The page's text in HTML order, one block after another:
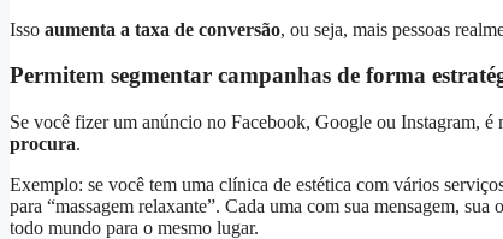
Isso aumenta a taxa de conversão, ou seja, mais pessoas
Permitem segmentar campanhas de forma
Se você fizer um anúncio no Facebook, Google ou Instagram,
procura.
Exemplo: se você tem uma clínica de estética com vários
para “massagem relaxante”. Cada uma com sua mensagem,
todo mundo para o mesmo lugar.